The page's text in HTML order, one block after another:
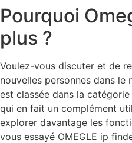
Pourquoi
plus ?
Voulez-vous discuter et de
nouvelles personnes dans le
est classée dans la
qui en fait un complément
explorer davantage les
vous essayé OMEGLE ip